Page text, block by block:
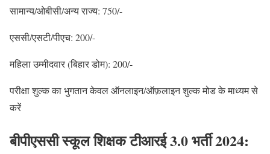
सामान्य/ओबीसी/अन्य राज्य: 750/-
एससी/एसटी/पीएच: 200/-
महिला उम्मीदवार (बिहार डोम): 200/-
परीक्षा शुल्क का भुगतान केवल ऑनलाइन/ऑफ़लाइन शुल्क मोड के माध्यम से
करें
बीपीएससी स्कूल शिक्षक टीआरई 3.0 भर्ती 2024: